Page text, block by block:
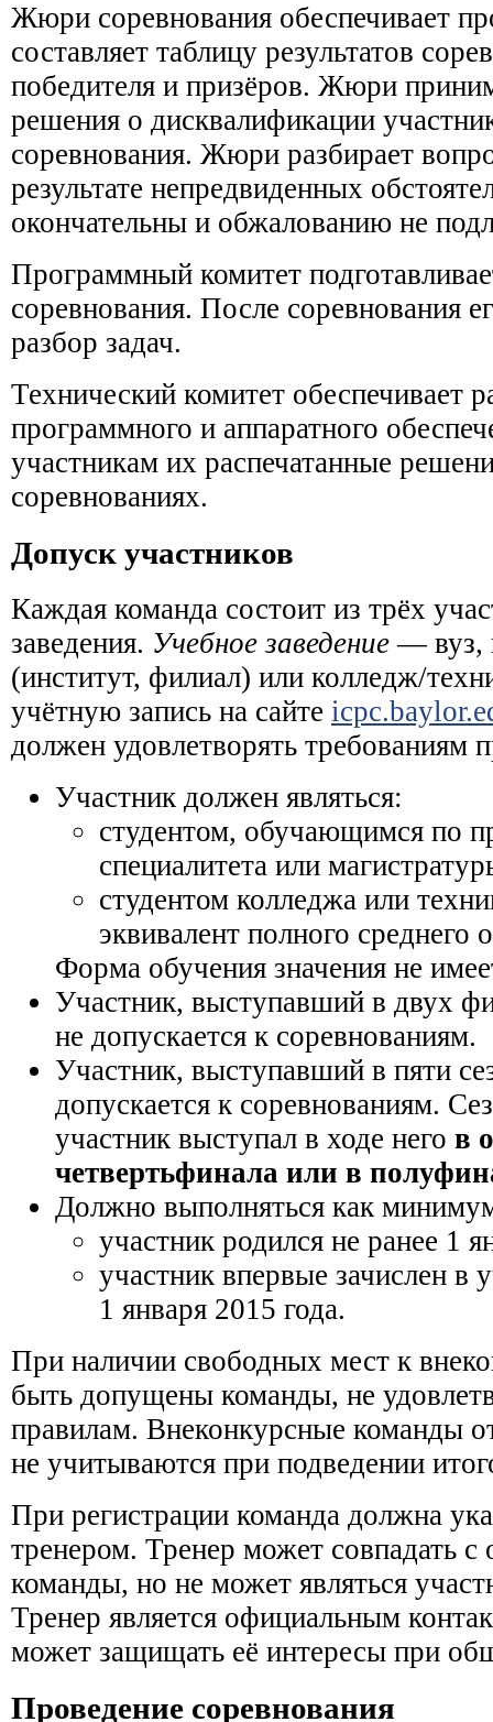
Жюри соревнования обеспечивает
составляет таблицу результатов
победителя и призёров. Жюри
решения о дисквалификации
соревнования. Жюри разбирает
результате непредвиденных
окончательны и обжалованию не
Программный комитет
соревнования. После соревнования
разбор задач.
Технический комитет обеспечивает
программного и аппаратного
участникам их распечатанные
соревнованиях.
Допуск участников
Каждая команда состоит из трёх
заведения. Учебное заведение — вуз,
(институт, филиал) или колледж/
учётную запись на сайте
должен удовлетворять требованиям
Участник должен являться:
студентом, обучающимся по
специалитета или
студентом колледжа или
эквивалент полного среднего
Форма обучения значения не
Участник, выступавший в двух
не допускается к соревнованиям.
Участник, выступавший в пяти
допускается к соревнованиям.
участник выступал в ходе него в
четвертьфинала или в
Должно выполняться как
участник родился не ранее 1
участник впервые зачислен в
1 января 2015 года.
При наличии свободных мест к
быть допущены команды, не
правилам. Внеконкурсные команды
не учитываются при подведении
При регистрации команда должна
тренером. Тренер может совпадать с
команды, но не может являться
Тренер является официальным
может защищать её интересы при
Проведение соревнования